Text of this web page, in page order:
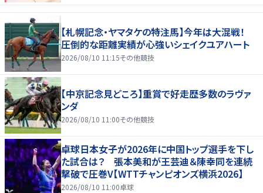
【札幌記念・ヤマタケの特注馬】今年は大混戦！
圧倒的な距離実績が心強いシェイクユアハート
2026/08/10 11:15その他競技
【中京記念見どころ】重賞で好走歴多数のラヴァ
ンダ
2026/08/10 11:00その他競技
卓球日本女子が2026年に中国トップ選手を下し
た試合は？ 張本美和が王芸迪＆陳幸同を連続
撃破で圧巻V【WTTチャンピオンズ横浜2026】
2026/08/10 11:00卓球